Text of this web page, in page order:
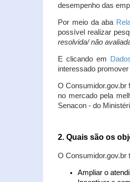
desempenho das
Por meio da aba
possível realizar
resolvida/ não
E clicando em
interessado
O
no mercado pela
Senacon - do
2. Quais são os
O Consumidor.gov.br
Ampliar o